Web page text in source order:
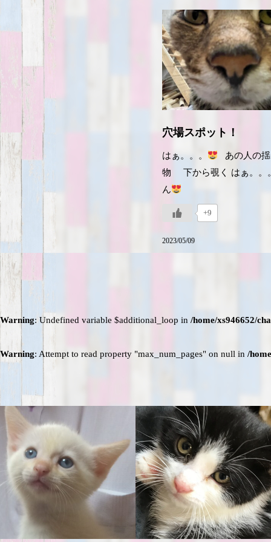
穴場スポット！
はぁ。。。
あの人の
物 下から覗く はぁ。。
ん
+9
2023/05/09
Warning: Undefined variable $additional_loop in /home/xs946652/
Warning: Attempt to read property "max_num_pages" on null in /